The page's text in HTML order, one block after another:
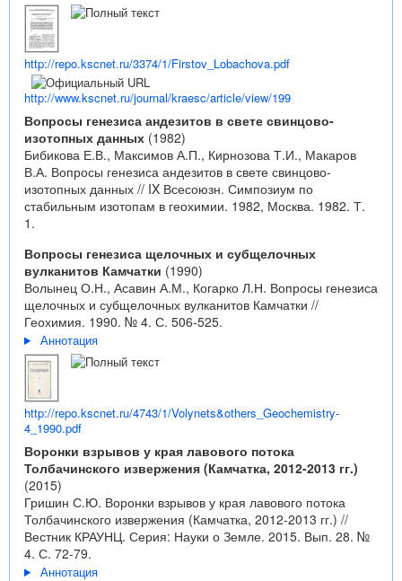
http://repo.kscnet.ru/3374/1/Firstov_Lobachova.pdf
http://www.kscnet.ru/journal/kraesc/article/view/199
Вопросы генезиса андезитов в свете свинцово-
изотопных данных (1982)
Бибикова Е.В., Максимов А.П., Кирнозова Т.И., Макаров
В.А. Вопросы генезиса андезитов в свете свинцово-
изотопных данных // IX Всесоюзн. Симпозиум по
стабильным изотопам в геохимии. 1982, Москва. 1982. Т.
1.
Вопросы генезиса щелочных и субщелочных
вулканитов Камчатки (1990)
Волынец О.Н., Асавин А.М., Когарко Л.Н. Вопросы генезиса
щелочных и субщелочных вулканитов Камчатки //
Геохимия. 1990. № 4. С. 506-525.
Аннотация
http://repo.kscnet.ru/4743/1/Volynets&others_Geochemistry-
4_1990.pdf
Воронки взрывов у края лавового потока
Толбачинского извержения (Камчатка, 2012-2013 гг.)
(2015)
Гришин С.Ю. Воронки взрывов у края лавового потока
Толбачинского извержения (Камчатка, 2012-2013 гг.) //
Вестник КРАУНЦ. Серия: Науки о Земле. 2015. Вып. 28. №
4. С. 72-79.
Аннотация